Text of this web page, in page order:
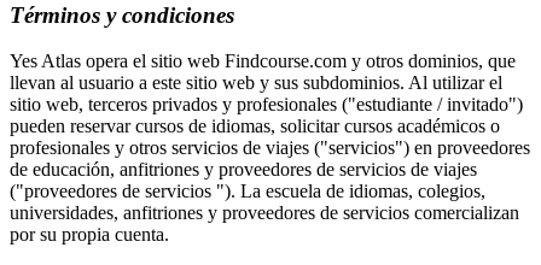
Términos y condiciones
Yes Atlas opera el sitio web Findcourse.com y otros dominios, que
llevan al usuario a este sitio web y sus subdominios. Al utilizar el
sitio web, terceros privados y profesionales ("estudiante / invitado")
pueden reservar cursos de idiomas, solicitar cursos académicos o
profesionales y otros servicios de viajes ("servicios") en proveedores
de educación, anfitriones y proveedores de servicios de viajes
("proveedores de servicios "). La escuela de idiomas, colegios,
universidades, anfitriones y proveedores de servicios comercializan
por su propia cuenta.